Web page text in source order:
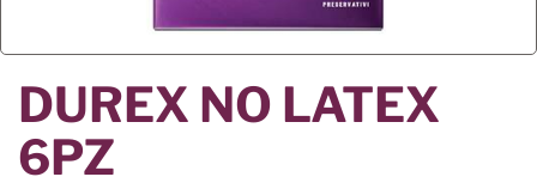
DUREX NO LATEX
6PZ